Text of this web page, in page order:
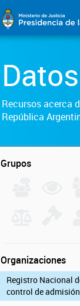
Datos
Recursos acerca
República
Grupos
Organizaciones
Registro Nacional
control de